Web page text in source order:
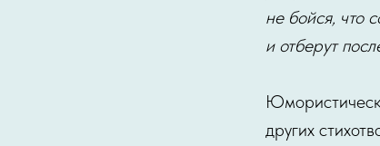
не бойся, что
и отберут
других